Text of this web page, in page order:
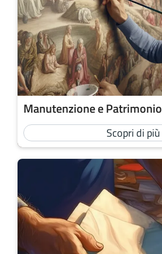
Manutenzione e Patrimonio
Scopri di più